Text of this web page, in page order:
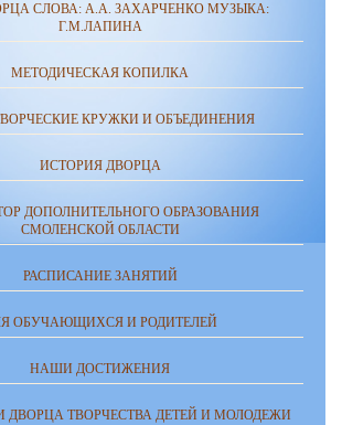
СЛОВА: А.А. ЗАХАРЧЕНКО МУЗЫКА:
Г.М.ЛАПИНА
МЕТОДИЧЕСКАЯ КОПИЛКА
КРУЖКИ И ОБЪЕДИНЕНИЯ
ИСТОРИЯ ДВОРЦА
ДОПОЛНИТЕЛЬНОГО ОБРАЗОВАНИЯ
СМОЛЕНСКОЙ ОБЛАСТИ
РАСПИСАНИЕ ЗАНЯТИЙ
ОБУЧАЮЩИХСЯ И РОДИТЕЛЕЙ
НАШИ ДОСТИЖЕНИЯ
ТВОРЧЕСТВА ДЕТЕЙ И МОЛОДЕЖИ